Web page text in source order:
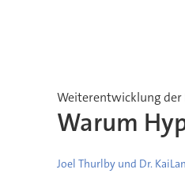
Weiterentwicklung der
Warum
Joel Thurlby und Dr. Kai